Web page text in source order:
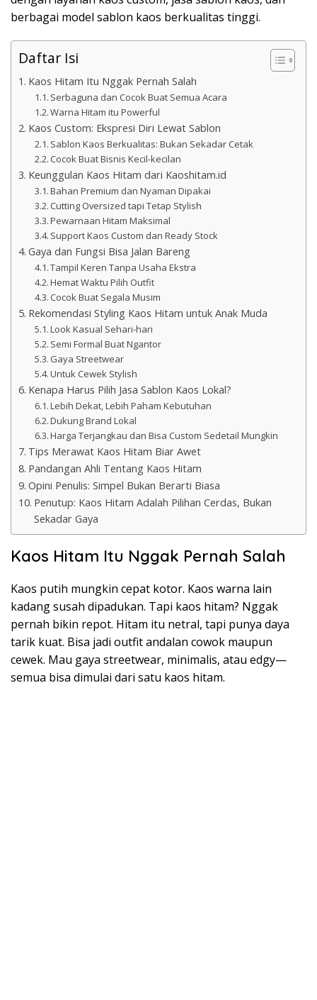
berbagai model sablon kaos berkualitas tinggi.
Daftar Isi
Kaos Hitam Itu Nggak Pernah Salah
Serbaguna dan Cocok Buat Semua Acara
Warna Hitam itu Powerful
Kaos Custom: Ekspresi Diri Lewat Sablon
Sablon Kaos Berkualitas: Bukan Sekadar Cetak
Cocok Buat Bisnis Kecil-kecilan
Keunggulan Kaos Hitam dari Kaoshitam.id
Bahan Premium dan Nyaman Dipakai
Cutting Oversized tapi Tetap Stylish
Pewarnaan Hitam Maksimal
Support Kaos Custom dan Ready Stock
Gaya dan Fungsi Bisa Jalan Bareng
Tampil Keren Tanpa Usaha Ekstra
Hemat Waktu Pilih Outfit
Cocok Buat Segala Musim
Rekomendasi Styling Kaos Hitam untuk Anak Muda
Look Kasual Sehari-hari
Semi Formal Buat Ngantor
Gaya Streetwear
Untuk Cewek Stylish
Kenapa Harus Pilih Jasa Sablon Kaos Lokal?
Lebih Dekat, Lebih Paham Kebutuhan
Dukung Brand Lokal
Harga Terjangkau dan Bisa Custom Sedetail Mungkin
Tips Merawat Kaos Hitam Biar Awet
Pandangan Ahli Tentang Kaos Hitam
Opini Penulis: Simpel Bukan Berarti Biasa
Penutup: Kaos Hitam Adalah Pilihan Cerdas, Bukan
Sekadar Gaya
Kaos Hitam Itu Nggak Pernah Salah
Kaos putih mungkin cepat kotor. Kaos warna lain
kadang susah dipadukan. Tapi kaos hitam? Nggak
pernah bikin repot. Hitam itu netral, tapi punya daya
tarik kuat. Bisa jadi outfit andalan cowok maupun
cewek. Mau gaya streetwear, minimalis, atau edgy—
semua bisa dimulai dari satu kaos hitam.